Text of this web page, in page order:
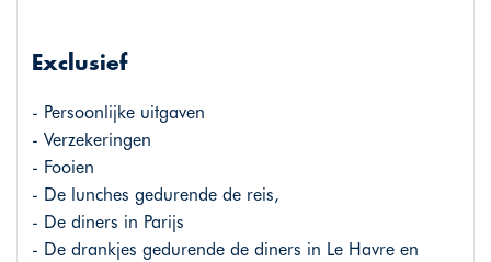
Exclusief
- Persoonlijke uitgaven
- Verzekeringen
- Fooien
- De lunches gedurende de reis,
- De diners in Parijs
- De drankjes gedurende de diners in Le Havre en